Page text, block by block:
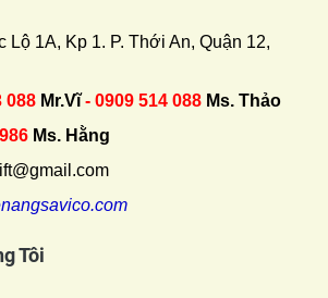
Lộ 1A, Kp 1. P. Thới An, Quận 12,
088 Mr.Vĩ- 0909 514 088 Ms. Thảo
Ms. Hằng
Tôi